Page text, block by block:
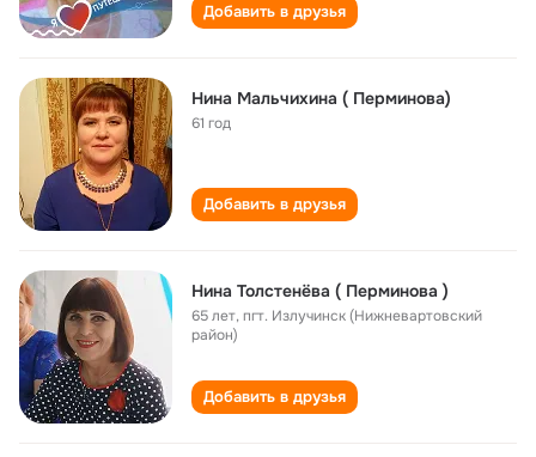
Добавить в друзья
Нина Мальчихина ( Перминова)
61 год
Добавить в друзья
Нина Толстенёва ( Перминова )
65 лет,пгт. Излучинск (Нижневартовский
район)
Добавить в друзья